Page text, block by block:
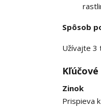
Spôsob
Užívajte 3
Zinok
Prispieva